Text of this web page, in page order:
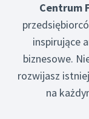
Centrum
inspirujące
biznesowe.
rozwijasz
na